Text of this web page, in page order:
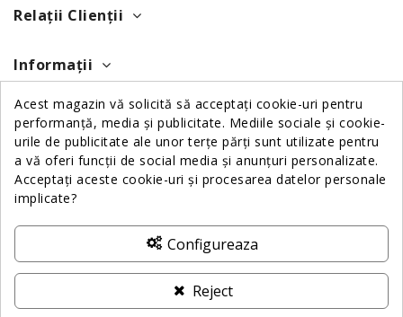
Relații Clienții
Informații
Despre Noi
Contactează-ne
ANPC
Acest magazin vă solicită să acceptați cookie-uri pentru
performanță, media și publicitate. Mediile sociale și cookie-
urile de publicitate ale unor terțe părți sunt utilizate pentru
a vă oferi funcții de social media și anunțuri personalizate.
Acceptați aceste cookie-uri și procesarea datelor personale
implicate?
Configureaza
Reject